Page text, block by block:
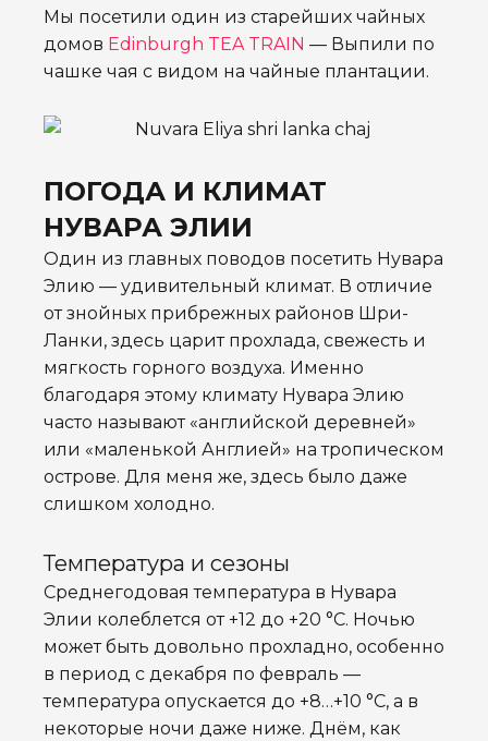
Мы посетили один из старейших чайных
домов Edinburgh TEA TRAIN — Выпили по
чашке чая с видом на чайные плантации.
ПОГОДА И КЛИМАТ
НУВАРА ЭЛИИ
Один из главных поводов посетить Нувара
Элию — удивительный климат. В отличие
от знойных прибрежных районов Шри-
Ланки, здесь царит прохлада, свежесть и
мягкость горного воздуха. Именно
благодаря этому климату Нувара Элию
часто называют «английской деревней»
или «маленькой Англией» на тропическом
острове. Для меня же, здесь было даже
слишком холодно.
Температура и сезоны
Среднегодовая температура в Нувара
Элии колеблется от +12 до +20 °C. Ночью
может быть довольно прохладно, особенно
в период с декабря по февраль —
температура опускается до +8…+10 °C, а в
некоторые ночи даже ниже. Днём, как